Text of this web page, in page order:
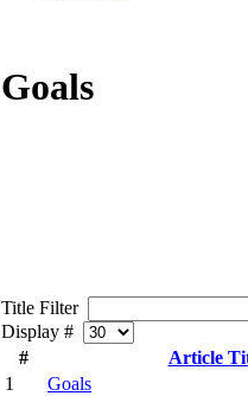
Goals
Title Filter
Display #
#
Article
1
Goals